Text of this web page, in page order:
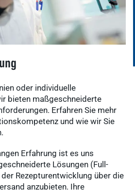
oder individuelle
bieten maßgeschneiderte
Erfahren Sie mehr
und wie wir Sie
Erfahrung ist es uns
Lösungen (Full-
Rezepturentwicklung über die
anzubieten. Ihre